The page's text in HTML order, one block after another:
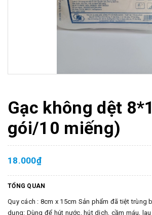
Gạc không dệt
gói/10 miếng)
18.000₫
TỔNG QUAN
Quy cách : 8cm x 15cm Sản phẩm đã tiệt trùng
dụng: Dùng để hút nước, hút dịch, cầm máu,